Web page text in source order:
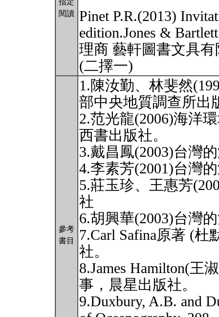
指定
閱讀 Pinet P.R.(2013)
edition.Jones &
理商 藝軒圖書文具
(二擇一)
參考
書目
1.陳汝勤、林斐然
部中央地質調查所出
2.范光龍(2006)海洋
西書出版社。
3.戴昌鳳(2003)台灣
4.李素芳(2001)台灣
5.莊玉珍、王惠芳
社
6.胡興華(2003)台灣
7.Carl Safina原著 (
社。
8.James Hamilton(王
事，晨星出版社。
9.Duxbury, A.B. and